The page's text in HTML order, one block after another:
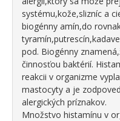
systému,kože,slizníc a
biogénny amín,do
pod. Biogénny
činnosťou baktérií.
reakcii v organizme
mastocyty a je
alergických príznakov.
Množstvo histamínu v